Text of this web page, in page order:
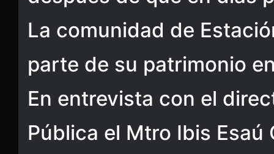
La comunidad de
parte de su patrimonio
En entrevista con el
Pública el Mtro Ibis